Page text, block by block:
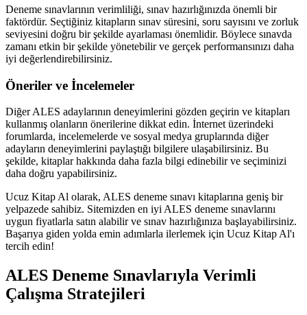
Deneme sınavlarının verimliliği, sınav hazırlığınızda önemli bir
faktördür. Seçtiğiniz kitapların sınav süresini, soru sayısını ve zorluk
seviyesini doğru bir şekilde ayarlaması önemlidir. Böylece sınavda
zamanı etkin bir şekilde yönetebilir ve gerçek performansınızı daha
iyi değerlendirebilirsiniz.
Öneriler ve İncelemeler
Diğer ALES adaylarının deneyimlerini gözden geçirin ve kitapları
kullanmış olanların önerilerine dikkat edin. İnternet üzerindeki
forumlarda, incelemelerde ve sosyal medya gruplarında diğer
adayların deneyimlerini paylaştığı bilgilere ulaşabilirsiniz. Bu
şekilde, kitaplar hakkında daha fazla bilgi edinebilir ve seçiminizi
daha doğru yapabilirsiniz.
Ucuz Kitap Al olarak, ALES deneme sınavı kitaplarına geniş bir
yelpazede sahibiz. Sitemizden en iyi ALES deneme sınavlarını
uygun fiyatlarla satın alabilir ve sınav hazırlığınıza başlayabilirsiniz.
Başarıya giden yolda emin adımlarla ilerlemek için Ucuz Kitap Al'ı
tercih edin!
ALES Deneme Sınavlarıyla Verimli
Çalışma Stratejileri